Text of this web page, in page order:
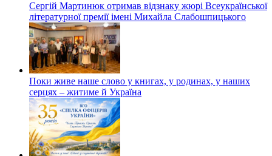
Сергій Мартинюк отримав відзнаку жюрі Всеукраїнської
літературної премії імені Михайла Слабошпицького
Поки живе наше слово у книгах, у родинах, у наших
серцях – житиме й Україна